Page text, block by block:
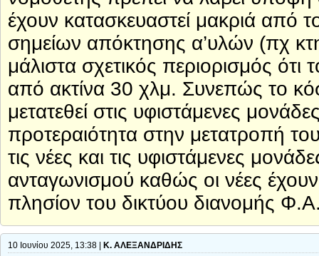
έχουν κατασκευαστεί μακριά από
σημείων απόκτησης α’υλών (πχ
μάλιστα σχετικός περιορισμός
από ακτίνα 30 χλμ. Συνεπώς το
μετατεθεί στις υφιστάμενες
προτεραιότητα στην μετατροπή
τις νέες και τις υφιστάμενες
ανταγωνισμού καθώς οι νέες
πλησίον του δικτύου διανομής
10 Ιουνίου 2025, 13:38 | Κ. ΑΛΕΞΑΝΔΡΙΔΗΣ